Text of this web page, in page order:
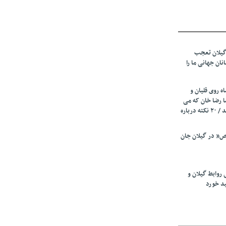
نسخه
پزشک‌نماها
نوشتند
در
مردم امشب
اعلام
تولید باشد/
تکذیب شد
است
تعجب
جهانی ما را
روی قلیان و
رضا خان که می
رفت همه شاد بودند / ۲۰ نکته درباره
در گیلان جان
روابط گیلان و
خورد